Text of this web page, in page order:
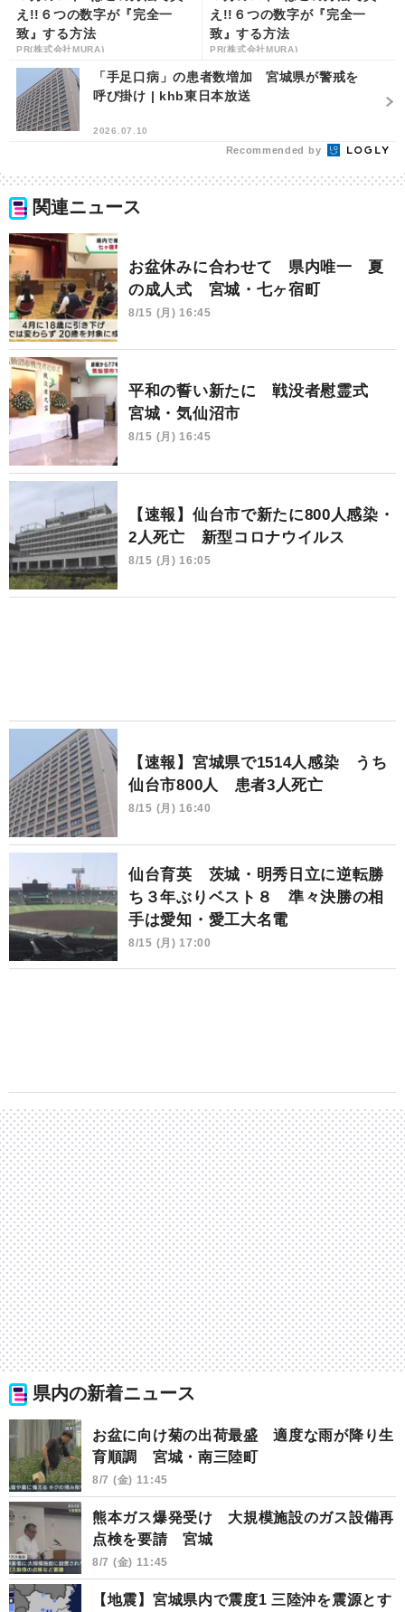
え!!６つの数字が『完全一
致』する方法
PR(株式会社MURA)
え!!６つの数字が『完全一
致』する方法
PR(株式会社MURA)
「手足口病」の患者数増加 宮城県が警戒を
呼び掛け | khb東日本放送
2026.07.10
Recommended by
関連ニュース
お盆休みに合わせて 県内唯一 夏
の成人式 宮城・七ヶ宿町
8/15 (月) 16:45
平和の誓い新たに 戦没者慰霊式
宮城・気仙沼市
8/15 (月) 16:45
【速報】仙台市で新たに800人感染・
2人死亡 新型コロナウイルス
8/15 (月) 16:05
【速報】宮城県で1514人感染 うち
仙台市800人 患者3人死亡
8/15 (月) 16:40
仙台育英 茨城・明秀日立に逆転勝
ち３年ぶりベスト８ 準々決勝の相
手は愛知・愛工大名電
8/15 (月) 17:00
県内の新着ニュース
お盆に向け菊の出荷最盛 適度な雨が降り生
育順調 宮城・南三陸町
8/7 (金) 11:45
熊本ガス爆発受け 大規模施設のガス設備再
点検を要請 宮城
8/7 (金) 11:45
【地震】宮城県内で震度1 三陸沖を震源とす